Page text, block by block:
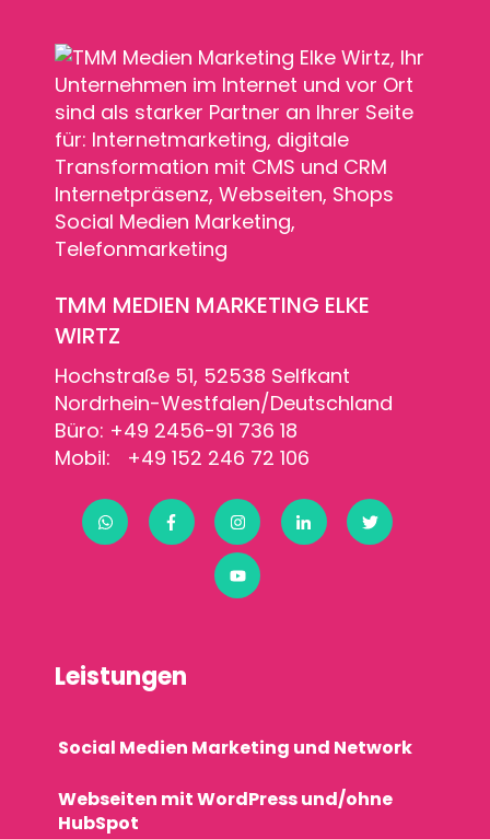
TMM MEDIEN MARKETING ELKE
WIRTZ
Hochstraße 51, 52538 Selfkant
Nordrhein-Westfalen/Deutschland
Büro: +49 2456-91 736 18
Mobil: +49 152 246 72 106
Leistungen
Social Medien Marketing und Network
Webseiten mit WordPress und/ohne
HubSpot